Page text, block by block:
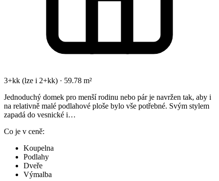
3+kk (lze i 2+kk) · 59.78 m²
Jednoduchý domek pro menší rodinu nebo pár je navržen tak, aby i
na relativně malé podlahové ploše bylo vše potřebné. Svým stylem
zapadá do vesnické i…
Co je v ceně:
Koupelna
Podlahy
Dveře
Výmalba